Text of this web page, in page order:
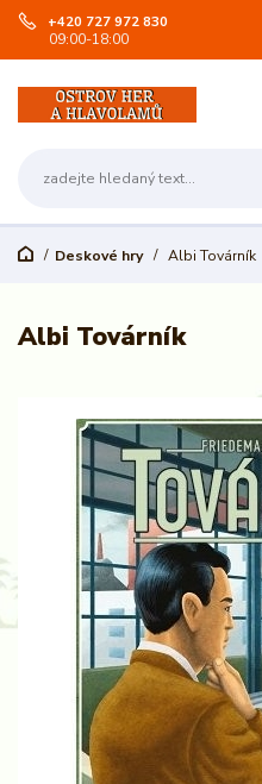
+420 727 972 830
09:00-18:00
Deskové hry Albi Továrník
Albi Továrník